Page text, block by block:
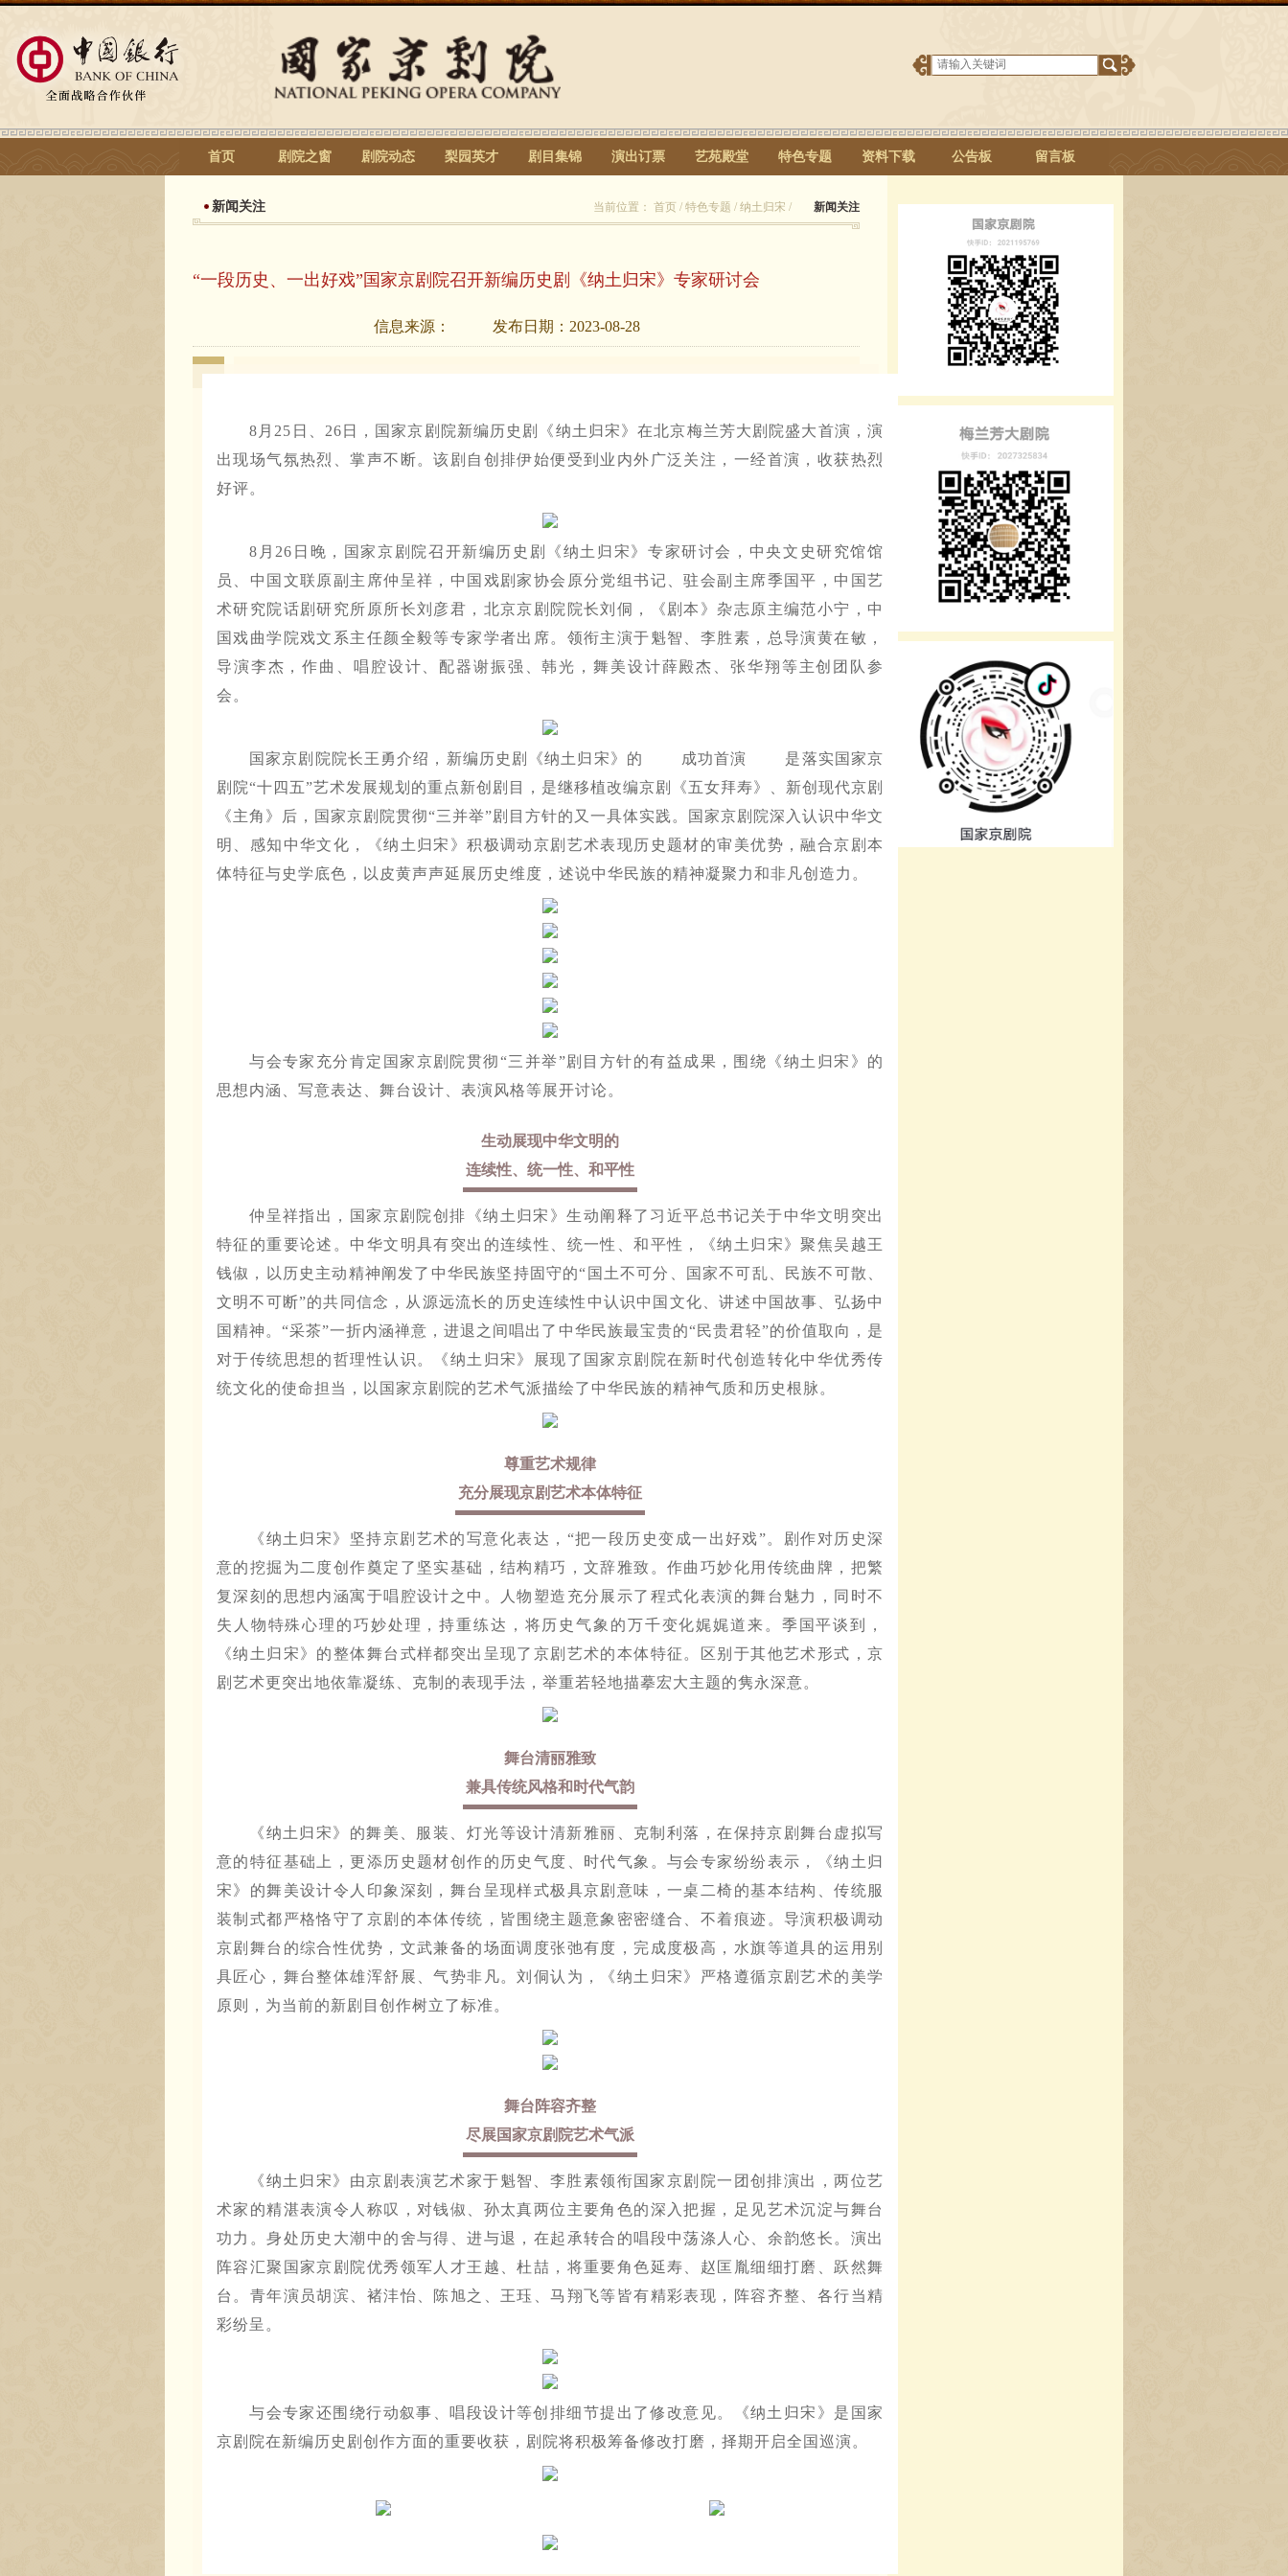
首页 剧院之窗 剧院动态 梨园英才 剧目集锦 演出订票 艺苑殿堂 特色专题 资料下载 公告板 留言板
新闻关注 当前位置： 首页 / 特色专题 / 纳土归宋 / 新闻关注
“一段历史、一出好戏”国家京剧院召开新编历史剧《纳土归宋》专家研讨会
信息来源： 发布日期： 2023-08-28
8月25日、26日，国家京剧院新编历史剧《纳土归宋》在北京梅兰芳大剧院盛大首演，演
出现场气氛热烈、掌声不断。该剧自创排伊始便受到业内外广泛关注，一经首演，收获热烈
好评。
8月26日晚，国家京剧院召开新编历史剧《纳土归宋》专家研讨会，中央文史研究馆馆
员、中国文联原副主席仲呈祥，中国戏剧家协会原分党组书记、驻会副主席季国平，中国艺
术研究院话剧研究所原所长刘彦君，北京京剧院院长刘侗，《剧本》杂志原主编范小宁，中
国戏曲学院戏文系主任颜全毅等专家学者出席。领衔主演于魁智、李胜素，总导演黄在敏，
导演李杰，作曲、唱腔设计、配器谢振强、韩光，舞美设计薛殿杰、张华翔等主创团队参
会。
国家京剧院院长王勇介绍，新编历史剧《纳土归宋》 的 成功首演
是落实国家京
剧院“十四五”艺术发展规划的重点新创剧目，是继移植改编京剧《五女拜寿》、新创现代京剧
《主角》后，国家京剧院贯彻“三并举”剧目方针的又一具体实践。国家京剧院深入认识中华文
明、感知中华文化，《纳土归宋》积极调动京剧艺术表现历史题材的审美优势，融合京剧本
体特征与史学底色，以皮黄声声延展历史维度，述说中华民族的精神凝聚力和非凡创造力。
与会专家充分肯定国家京剧院贯彻“三并举”剧目方针的有益成果，围绕《纳土归宋》的
思想内涵、写意表达、舞台设计、表演风格等展开讨论。
生动展现中华文明的
连续性、统一性、和平性
仲呈祥指出，国家京剧院创排《纳土归宋》生动阐释了习近平总书记关于中华文明突出
特征的重要论述。中华文明具有突出的连续性、统一性、和平性，《纳土归宋》聚焦吴越王
钱俶，以历史主动精神阐发了中华民族坚持固守的“国土不可分、国家不可乱、民族不可散、
文明不可断”的共同信念，从源远流长的历史连续性中认识中国文化、讲述中国故事、弘扬中
国精神。“采茶”一折内涵禅意，进退之间唱出了中华民族最宝贵的“民贵君轻”的价值取向，是
对于传统思想的哲理性认识。《纳土归宋》展现了国家京剧院在新时代创造转化中华优秀传
统文化的使命担当，以国家京剧院的艺术气派描绘了中华民族的精神气质和历史根脉。
尊重艺术规律
充分展现京剧艺术本体特征
《纳土归宋》坚持京剧艺术的写意化表达，“把一段历史变成一出好戏”。剧作对历史深
意的挖掘为二度创作奠定了坚实基础，结构精巧，文辞雅致。作曲巧妙化用传统曲牌，把繁
复深刻的思想内涵寓于唱腔设计之中。人物塑造充分展示了程式化表演的舞台魅力，同时不
失人物特殊心理的巧妙处理，持重练达，将历史气象的万千变化娓娓道来。季国平谈到，
《纳土归宋》的整体舞台式样都突出呈现了京剧艺术的本体特征。区别于其他艺术形式，京
剧艺术更突出地依靠凝练、克制的表现手法，举重若轻地描摹宏大主题的隽永深意。
舞台清丽雅致
兼具传统风格和时代气韵
《纳土归宋》的舞美、服装、灯光等设计清新雅丽、克制利落，在保持京剧舞台虚拟写
意的特征基础上，更添历史题材创作的历史气度、时代气象。与会专家纷纷表示，《纳土归
宋》的舞美设计令人印象深刻，舞台呈现样式极具京剧意味，一桌二椅的基本结构、传统服
装制式都严格恪守了京剧的本体传统，皆围绕主题意象密密缝合、不着痕迹。导演积极调动
京剧舞台的综合性优势，文武兼备的场面调度张弛有度，完成度极高，水旗等道具的运用别
具匠心，舞台整体雄浑舒展、气势非凡。刘侗认为，《纳土归宋》严格遵循京剧艺术的美学
原则，为当前的新剧目创作树立了标准。
舞台阵容齐整
尽展国家京剧院艺术气派
《纳土归宋》由京剧表演艺术家于魁智、李胜素领衔国家京剧院一团创排演出，两位艺
术家的精湛表演令人称叹，对钱俶、孙太真两位主要角色的深入把握，足见艺术沉淀与舞台
功力。身处历史大潮中的舍与得、进与退，在起承转合的唱段中荡涤人心、余韵悠长。演出
阵容汇聚国家京剧院优秀领军人才王越、杜喆，将重要角色延寿、赵匡胤细细打磨、跃然舞
台。青年演员胡滨、褚沣怡、陈旭之、王珏、马翔飞等皆有精彩表现，阵容齐整、各行当精
彩纷呈。
与会专家还围绕行动叙事、唱段设计等创排细节提出了修改意见。《纳土归宋》是国家
京剧院在新编历史剧创作方面的重要收获，剧院将积极筹备修改打磨，择期开启全国巡演。